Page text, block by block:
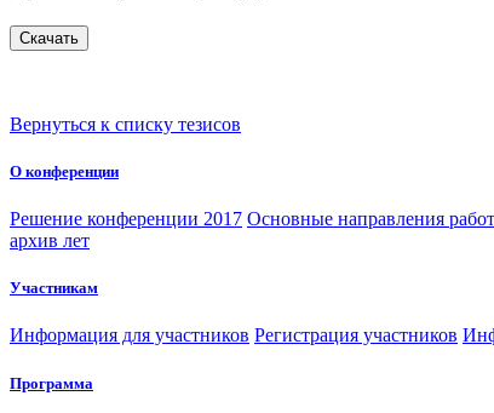
Вернуться к списку тезисов
О конференции
Решение конференции 2017 Основные направления
архив лет
Участникам
Информация для участников Регистрация участников
Программа